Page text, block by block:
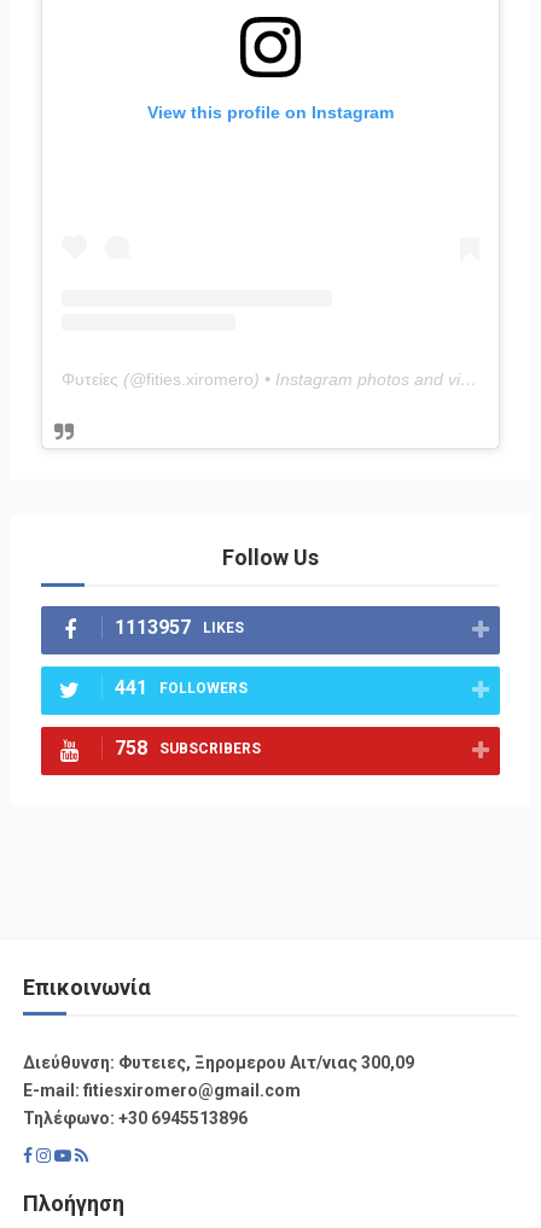
View this profile on Instagram
Φυτείες (@fities.xiromero) • Instagram photos and videos
Follow Us
1113957 LIKES
441 FOLLOWERS
758 SUBSCRIBERS
Επικοινωνία
Διεύθυνση: Φυτειες, Ξηρομερου Αιτ/νιας 300,09
Ε-mail: fitiesxiromero@gmail.com
Τηλέφωνο: +30 6945513896
Πλοήγηση